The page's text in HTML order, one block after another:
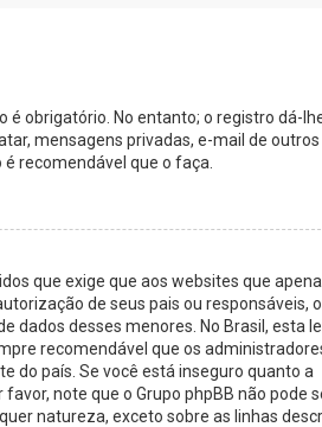
obrigatório. No entanto; o registro dá-
mensagens privadas, e-mail de outros
recomendável que o faça.
que exige que aos websites que
de seus pais ou responsáveis,
dados desses menores. No Brasil, esta
recomendável que os
do país. Se você está inseguro quanto a
note que o Grupo phpBB não pode
natureza, exceto sobre as linhas